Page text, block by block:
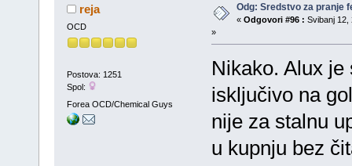
reja
OCD
Postova: 1251
Spol:
Forea OCD/Chemical Guys
Odg: Sredstvo za pranje
« Odgovori #96 : Svibanj 12,
»
Nikako. Alux
isključivo na
nije za stalnu
u kupnju bez